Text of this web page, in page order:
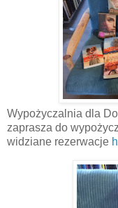
Wypożyczalnia dla
zaprasza do
widziane rezerwacje